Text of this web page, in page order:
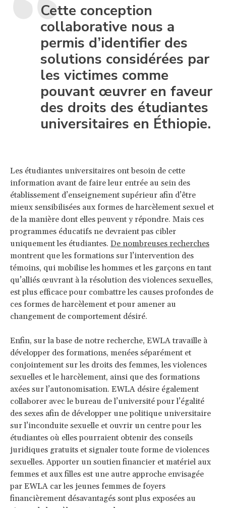
Cette conception
collaborative nous a
permis d’identifier des
solutions considérées par
les victimes comme
pouvant œuvrer en faveur
des droits des étudiantes
universitaires en Éthiopie.
Les étudiantes universitaires ont besoin de cette
information avant de faire leur entrée au sein des
établissement d’enseignement supérieur afin d’être
mieux sensibilisées aux formes de harcèlement sexuel et
de la manière dont elles peuvent y répondre. Mais ces
programmes éducatifs ne devraient pas cibler
uniquement les étudiantes. De nombreuses recherches
montrent que les formations sur l’intervention des
témoins, qui mobilise les hommes et les garçons en tant
qu’alliés œuvrant à la résolution des violences sexuelles,
est plus efficace pour combattre les causes profondes de
ces formes de harcèlement et pour amener au
changement de comportement désiré.
Enfin, sur la base de notre recherche, EWLA travaille à
développer des formations, menées séparément et
conjointement sur les droits des femmes, les violences
sexuelles et le harcèlement, ainsi que des formations
axées sur l’autonomisation. EWLA désire également
collaborer avec le bureau de l’université pour l’égalité
des sexes afin de développer une politique universitaire
sur l’inconduite sexuelle et ouvrir un centre pour les
étudiantes où elles pourraient obtenir des conseils
juridiques gratuits et signaler toute forme de violences
sexuelles. Apporter un soutien financier et matériel aux
femmes et aux filles est une autre approche envisagée
par EWLA car les jeunes femmes de foyers
financièrement désavantagés sont plus exposées au